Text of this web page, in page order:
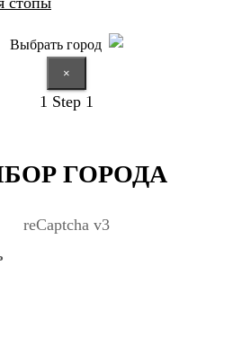
Выбрать город
×
1 Step 1
ГОРОДА
reCaptcha v3